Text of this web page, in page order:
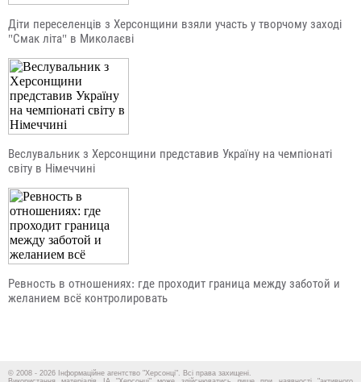
Діти переселенців з Херсонщини взяли участь у творчому заході
"Смак літа" в Миколаєві
Веслувальник з Херсонщини представив Україну на чемпіонаті
світу в Німеччині
Ревность в отношениях: где проходит граница между заботой и
желанием всё контролировать
© 2008 - 2026 Інформаційне агентство "Херсонці". Всі права захищені.